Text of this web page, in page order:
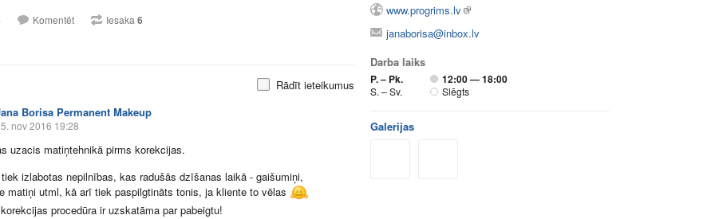
Komentēt Iesaka 6
Rādīt ieteikumus
Borisa Permanent Makeup
nov 2016 19:28
uzacis matiņtehnikā pirms korekcijas.
izlabotas nepilnības, kas radušās dzīšanas laikā - gaišumiņi,
matiņi utml, kā arī tiek paspilgtināts tonis, ja kliente to vēlas
procedūra ir uzskatāma par pabeigtu!
www.progrims.lv
janaborisa@inbox.lv
Darba laiks
P. – Pk. 12:00 — 18:00
S. – Sv. Slēgts
Galerijas